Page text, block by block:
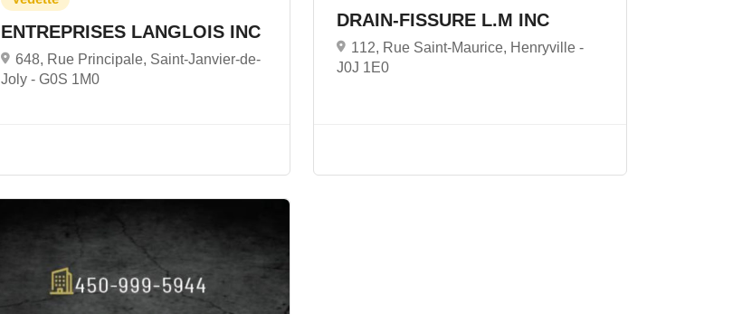
ENTREPRISES LANGLOIS INC
648, Rue Principale, Saint-Janvier-de-
Joly - G0S 1M0
DRAIN-FISSURE L.M INC
112, Rue Saint-Maurice, Henryville -
J0J 1E0